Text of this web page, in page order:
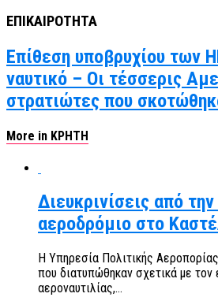
ΕΠΙΚΑΙΡΟΤΗΤΑ
Επίθεση υποβρυχίου των
ναυτικό – Οι τέσσερις
στρατιώτες που
More in ΚΡΗΤΗ
Διευκρινίσεις από
αεροδρόμιο στο
Η Υπηρεσία Πολιτικής
που διατυπώθηκαν σχετικά με τον
αεροναυτιλίας,...